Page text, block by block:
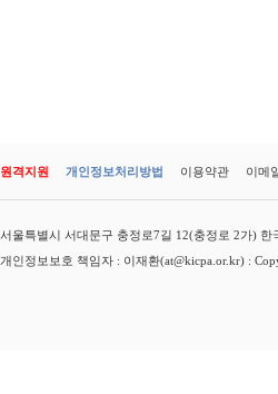
원격지원 개인정보처리방법 이용약관 이메
서울특별시 서대문구 충정로7길 12(충정로 2가)
개인정보보호 책임자 : 이재환(at@kicpa.or.kr) :